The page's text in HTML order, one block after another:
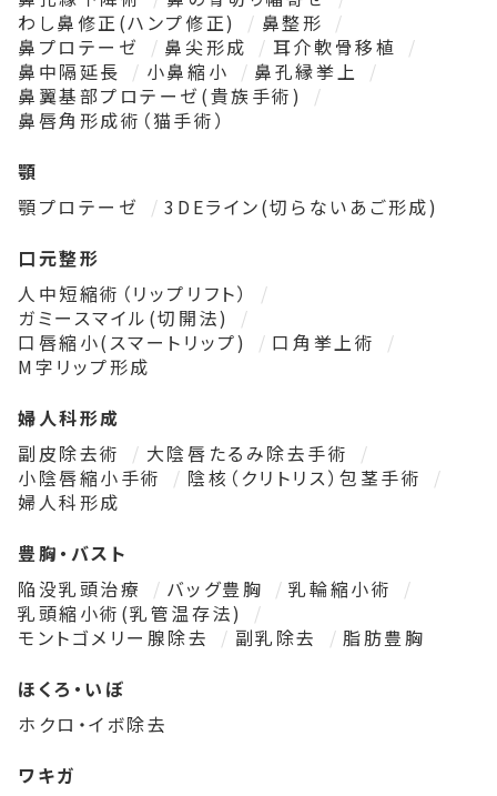
わし鼻修正(ハンプ修正)
鼻整形
鼻プロテーゼ
鼻尖形成
耳介軟骨移植
鼻中隔延長
小鼻縮小
鼻孔縁挙上
鼻翼基部プロテーゼ(貴族手術)
鼻唇角形成術（猫手術）
顎
顎プロテーゼ
3DEライン(切らないあご形成)
口元整形
人中短縮術（リップリフト）
ガミースマイル(切開法)
口唇縮小(スマートリップ)
口角挙上術
M字リップ形成
婦人科形成
副皮除去術
大陰唇たるみ除去手術
小陰唇縮小手術
陰核（クリトリス）包茎手術
婦人科形成
豊胸・バスト
陥没乳頭治療
バッグ豊胸
乳輪縮小術
乳頭縮小術(乳管温存法)
モントゴメリー腺除去
副乳除去
脂肪豊胸
ほくろ・いぼ
ホクロ・イボ除去
ワキガ